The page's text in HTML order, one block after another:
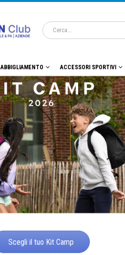
ABBIGLIAMENTO ACCESSORI SPORTIVI
Scegli il tuo Kit Camp